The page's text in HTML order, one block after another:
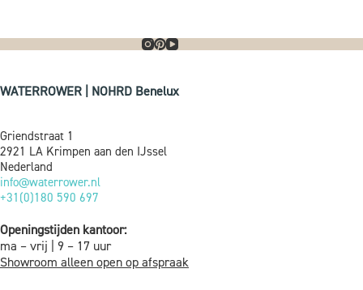
WATERROWER | NOHRD Benelux
Griendstraat 1
2921 LA Krimpen aan den IJssel
Nederland
info@waterrower.nl
+31(0)180 590 697
Openingstijden kantoor:
ma – vrij | 9 – 17 uur
Showroom alleen open op afspraak